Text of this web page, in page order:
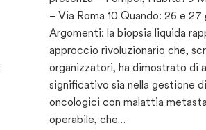
– Via Roma 10 Quando: 26 e
Argomenti: la biopsia liquida
approccio rivoluzionario che,
organizzatori, ha dimostrato di
significativo sia nella gestione
oncologici con malattia
operabile, che…